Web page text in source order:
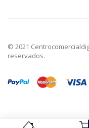
© 2021
reservados.